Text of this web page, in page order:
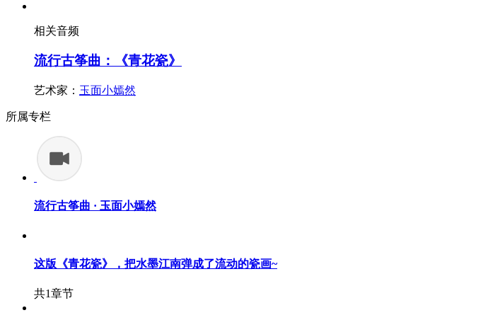
相关音频
流行古筝曲：《青花瓷》
艺术家： 玉面小嫣然
所属专栏
流行古筝曲 · 玉面小嫣然
这版《青花瓷》，把水墨江南弹成了流动的瓷画~
共1章节